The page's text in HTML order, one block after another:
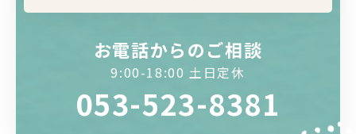
お電話からのご相談
9:00-18:00 土日定休
053-523-8381